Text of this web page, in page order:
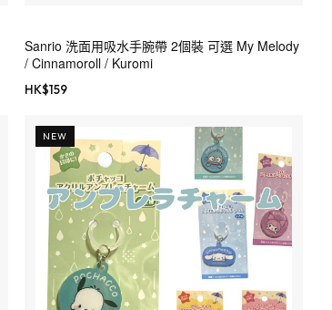
Sanrio 洗面用吸水手腕帶 2個裝 可選 My Melody
/ Cinnamoroll / Kuromi
HK$159
NEW